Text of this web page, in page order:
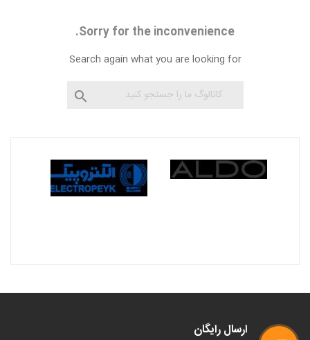
Sorry for the inconvenience.
Search again what you are looking for

ارسال رایگان